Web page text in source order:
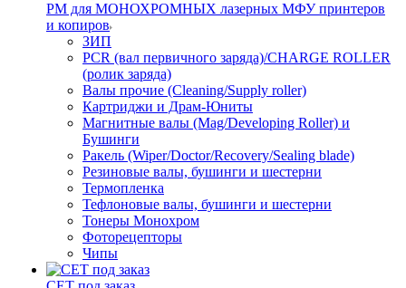
РМ для МОНОХРОМНЫХ лазерных МФУ принтеров
и копиров
ЗИП
PCR (вал первичного заряда)/CHARGE ROLLER
(ролик заряда)
Валы прочие (Cleaning/Supply roller)
Картриджи и Драм-Юниты
Магнитные валы (Mag/Developing Roller) и
Бушинги
Ракель (Wiper/Doctor/Recovery/Sealing blade)
Резиновые валы, бушинги и шестерни
Термопленка
Тефлоновые валы, бушинги и шестерни
Тонеры Монохром
Фоторецепторы
Чипы